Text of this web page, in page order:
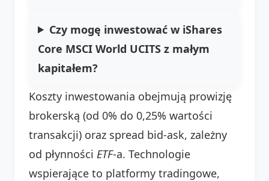
Czy mogę inwestować w iShares
Core MSCI World UCITS z małym
kapitałem?
Koszty inwestowania obejmują prowizję
brokerską (od 0% do 0,25% wartości
transakcji) oraz spread bid-ask, zależny
od płynności ETF-a. Technologie
wspierające to platformy tradingowe,